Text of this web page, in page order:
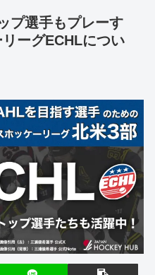
プ選手もプレーす
ーグECHLについ